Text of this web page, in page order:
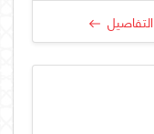
التفاصيل